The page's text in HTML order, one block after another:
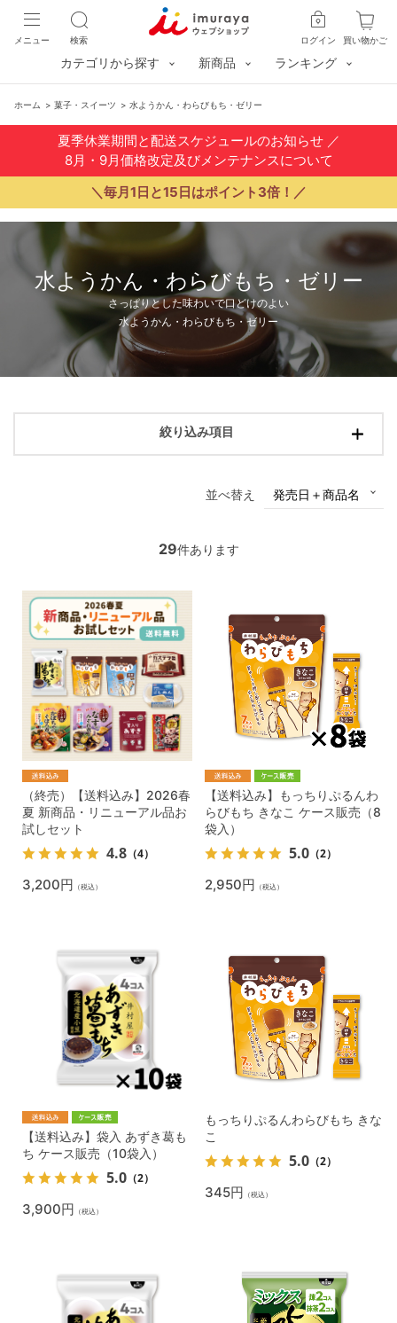
買い物かご
ログイン
検索
メニュー
カテゴリから探す 新商品 ランキング
ホーム > 菓子・スイーツ > 水ようかん・わらびもち・ゼリー
夏季休業期間と配送スケジュールのお知らせ／
8月・9月価格改定及びメンテナンスについて
＼毎月1日と15日はポイント3倍！／
水ようかん・わらびもち・ゼリー
さっぱりとした味わいで口どけのよい
水ようかん・わらびもち・ゼリー
絞り込み項目
並べ替え
29件あります
（終売）【送料込み】2026春
夏 新商品・リニューアル品お
試しセット
4.8 （4）
3,200円 （税込）
【送料込み】もっちりぷるんわ
らびもち きなこ ケース販売（8
袋入）
5.0 （2）
2,950円 （税込）
【送料込み】袋入 あずき葛も
ち ケース販売（10袋入）
5.0 （2）
3,900円 （税込）
もっちりぷるんわらびもち きな
こ
5.0 （2）
345円 （税込）